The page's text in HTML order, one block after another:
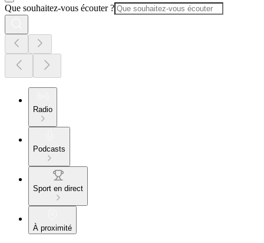
Que souhaitez-vous écouter ?
Radio
Podcasts
Sport en direct
À proximité